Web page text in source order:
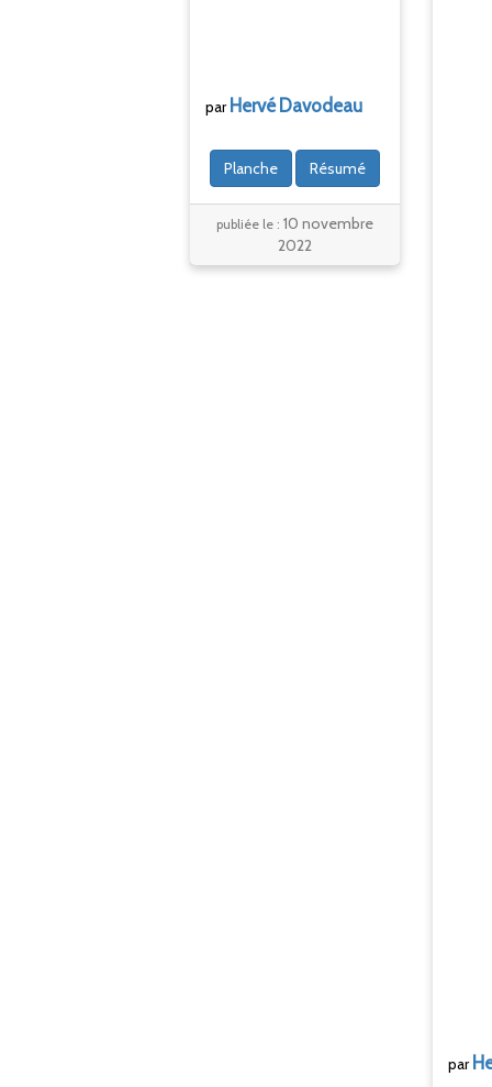
parHervé Davodeau
Planche Résumé
publiée le :10 novembre
2022
par